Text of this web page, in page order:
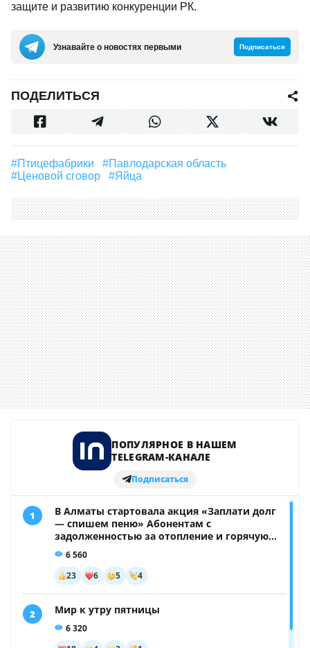
защите и развитию конкуренции РК.
Узнавайте о новостях первыми Подписаться
ПОДЕЛИТЬСЯ
#Птицефабрики
#Павлодарская область
#Ценовой сговор
#Яйца